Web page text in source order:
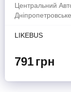
Центральний
LIKEBUS
791грн